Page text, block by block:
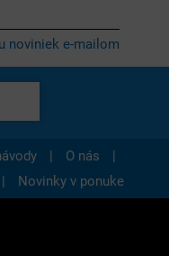
noviniek e-mailom
| O nás
|
| Novinky v ponuke